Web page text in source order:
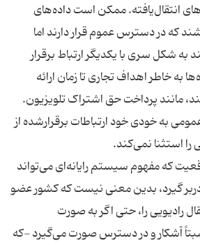
انتقال‌یافته. ممکن است داده‌های
که در دسترس عموم قرار دارند اما
به شکل سری با یکدیگر ارتباط برقرار
به خاطر اهداف تجاری تا زمان ارائه
مانند پرداخت حق اشتراک تلویزیون.
به خودی خود ارتباطات برقرار‌شده از
که مفهوم سیستم رایانه‌ای می‌تواند
دربر گیرد، بدین معنی نیست که کشور عضو
رادیویی را، حتی اگر به صورت
آشکار و در دسترس صورت می‌گیرد -که